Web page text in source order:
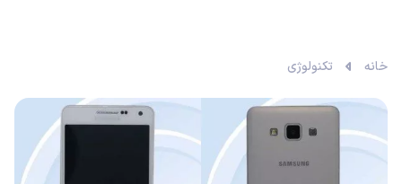
خانه تکنولوژی